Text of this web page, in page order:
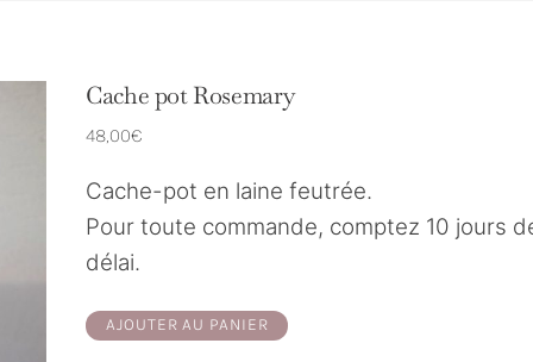
Cache pot Rosemary
48,00€
Cache-pot en laine feutrée.
Pour toute commande, comptez 10 jours
délai.
quantité
AJOUTER AU PANIER